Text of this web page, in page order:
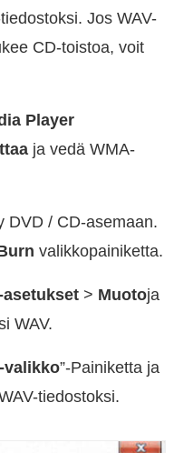
Jos WAV-
CD-toistoa, voit
Player
ja vedä WMA-
DVD / CD-asemaan.
valikkopainiketta.
> Muotoja
WAV.
valikko”-Painiketta ja
tiedostoksi.